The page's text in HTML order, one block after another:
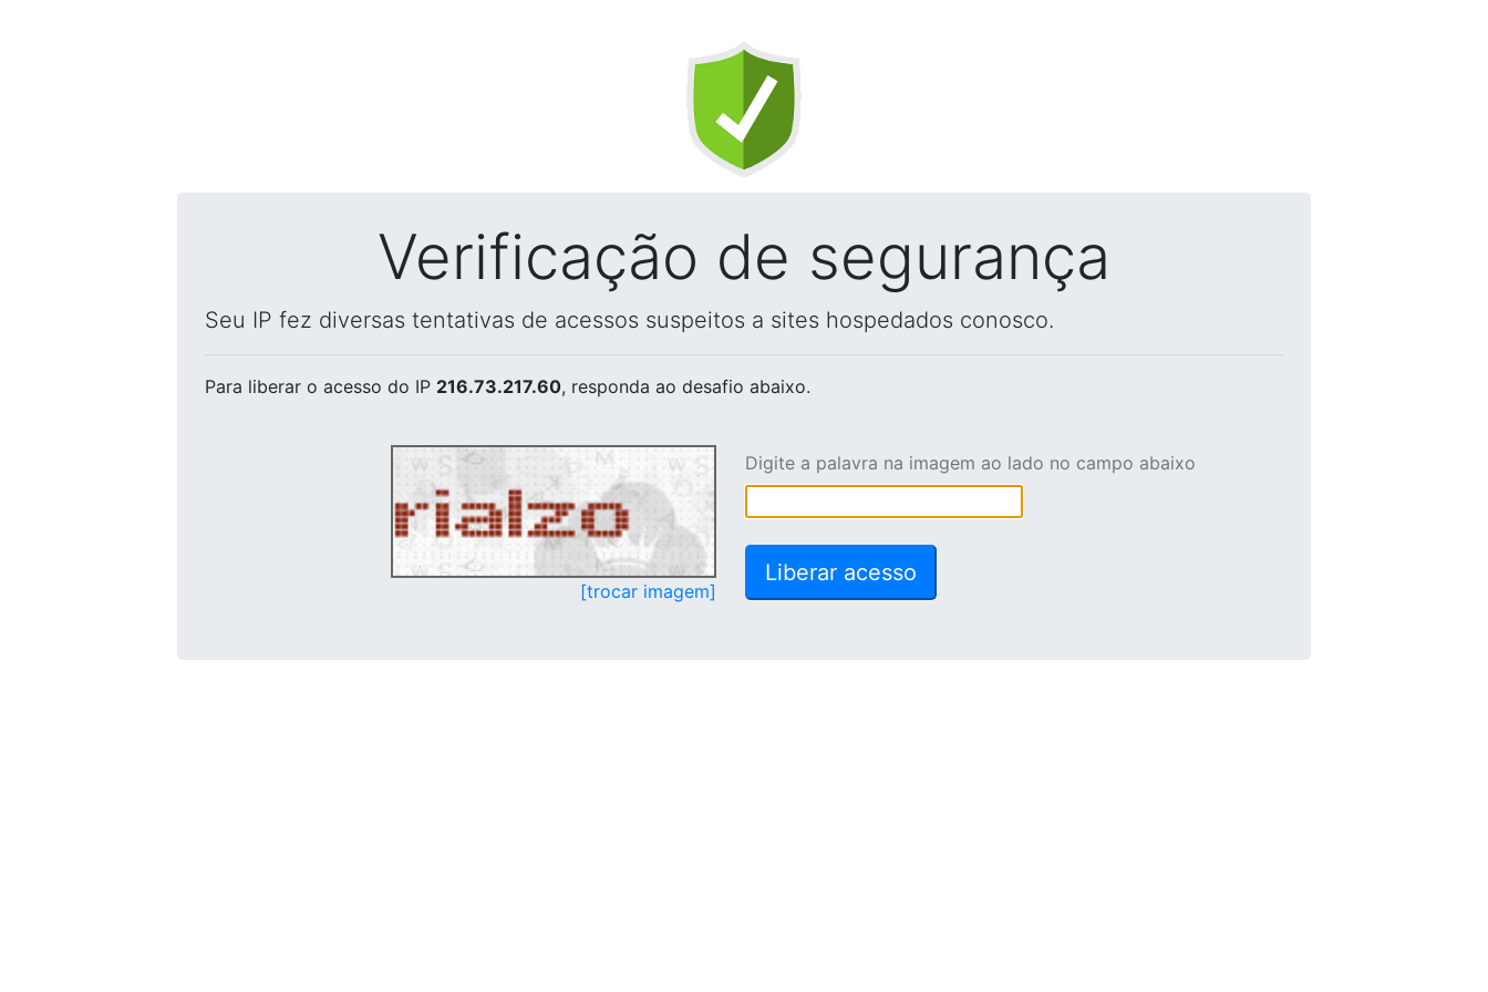
Verificação de segurança
Seu IP fez diversas tentativas de acessos suspeitos a sites hospedados conosco.
Para liberar o acesso do IP 216.73.217.60, responda ao desafio abaixo.
[trocar imagem]
Digite a palavra na imagem ao lado no campo abaixo